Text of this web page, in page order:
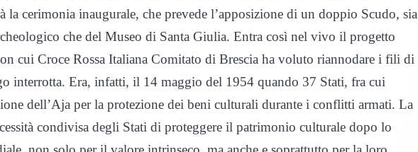
la cerimonia inaugurale, che prevede l’apposizione di un doppio Scudo, sia
che del Museo di Santa Giulia. Entra così nel vivo il progetto
cui Croce Rossa Italiana Comitato di Brescia ha voluto riannodare i fili di
interrotta. Era, infatti, il 14 maggio del 1954 quando 37 Stati, fra cui
dell’Aja per la protezione dei beni culturali durante i conflitti armati. La
condivisa degli Stati di proteggere il patrimonio culturale dopo lo